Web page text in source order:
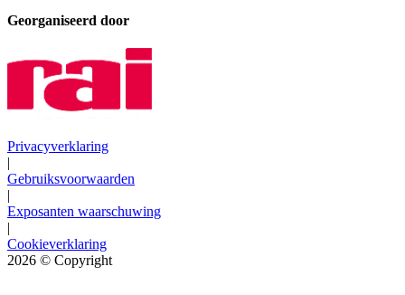
Georganiseerd door
Privacyverklaring
|
Gebruiksvoorwaarden
|
Exposanten waarschuwing
|
Cookieverklaring
2026 © Copyright